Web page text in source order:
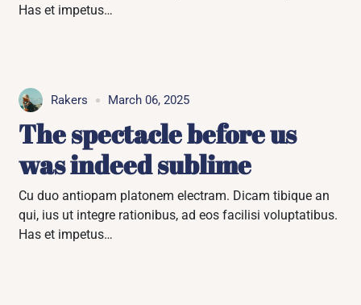
Has et impetus…
Rakers March 06, 2025
The spectacle before us
was indeed sublime
Cu duo antiopam platonem electram. Dicam tibique an
qui, ius ut integre rationibus, ad eos facilisi voluptatibus.
Has et impetus…